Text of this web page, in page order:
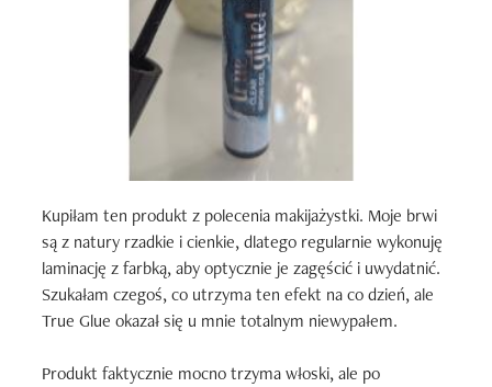
Kupiłam ten produkt z polecenia makijażystki. Moje brwi
są z natury rzadkie i cienkie, dlatego regularnie wykonuję
laminację z farbką, aby optycznie je zagęścić i uwydatnić.
Szukałam czegoś, co utrzyma ten efekt na co dzień, ale
True Glue okazał się u mnie totalnym niewypałem.
Produkt faktycznie mocno trzyma włoski, ale po